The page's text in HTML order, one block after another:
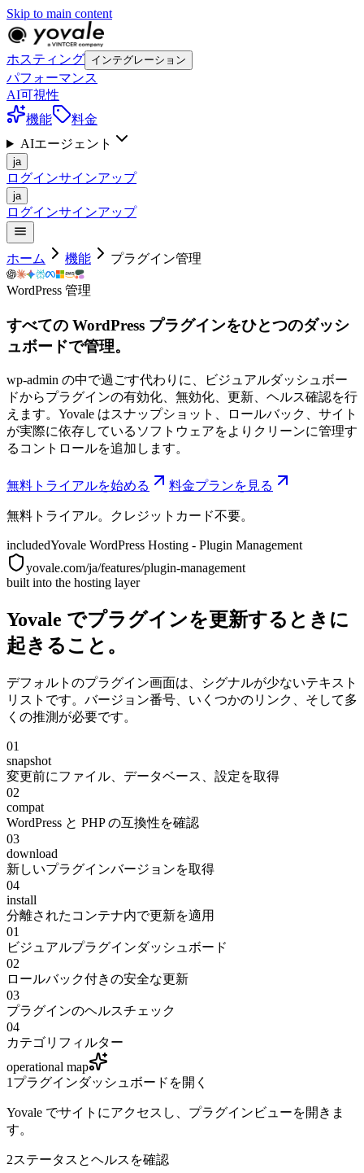
Skip to main content
ホスティング インテグレーション
パフォーマンス
AI可視性
機能
料金
AIエージェント
ja
ログインサインアップ
ja
ログインサインアップ
ホーム 機能 プラグイン管理
WordPress 管理
すべての WordPress プラグインをひとつのダッシ
ュボードで管理。
wp-admin の中で過ごす代わりに、ビジュアルダッシュボー
ドからプラグインの有効化、無効化、更新、ヘルス確認を行
えます。Yovale はスナップショット、ロールバック、サイト
が実際に依存しているソフトウェアをよりクリーンに管理す
るコントロールを追加します。
無料トライアルを始める 料金プランを見る
無料トライアル。クレジットカード不要。
includedYovale WordPress Hosting - Plugin Management
yovale.com/ja/features/plugin-management
built into the hosting layer
Yovale でプラグインを更新するときに
起きること。
デフォルトのプラグイン画面は、シグナルが少ないテキスト
リストです。バージョン番号、いくつかのリンク、そして多
くの推測が必要です。
01
snapshot
変更前にファイル、データベース、設定を取得
02
compat
WordPress と PHP の互換性を確認
03
download
新しいプラグインバージョンを取得
04
install
分離されたコンテナ内で更新を適用
01
ビジュアルプラグインダッシュボード
02
ロールバック付きの安全な更新
03
プラグインのヘルスチェック
04
カテゴリフィルター
operational map
1 プラグインダッシュボードを開く
Yovale でサイトにアクセスし、プラグインビューを開きま
す。
2ステータスとヘルスを確認